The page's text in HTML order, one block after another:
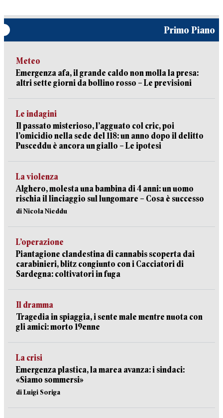
Primo Piano
Meteo
Emergenza afa, il grande caldo non molla la presa:
altri sette giorni da bollino rosso – Le previsioni
Le indagini
Il passato misterioso, l’agguato col cric, poi
l’omicidio nella sede del 118: un anno dopo il delitto
Pusceddu è ancora un giallo – Le ipotesi
La violenza
Alghero, molesta una bambina di 4 anni: un uomo
rischia il linciaggio sul lungomare – Cosa è successo
di Nicola Nieddu
L’operazione
Piantagione clandestina di cannabis scoperta dai
carabinieri, blitz congiunto con i Cacciatori di
Sardegna: coltivatori in fuga
Il dramma
Tragedia in spiaggia, i sente male mentre nuota con
gli amici: morto 19enne
La crisi
Emergenza plastica, la marea avanza: i sindaci:
«Siamo sommersi»
di Luigi Soriga